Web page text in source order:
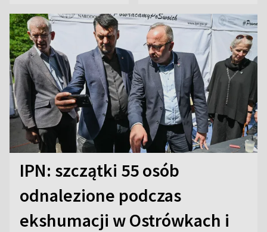
IPN: szczątki 55 osób
odnalezione podczas
ekshumacji w Ostrówkach i